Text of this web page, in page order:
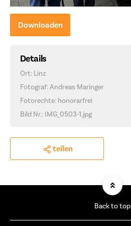
Downloaden
Details
Ort: Linz
Fotograf: Andreas Maringer
Fotorechte: honorarfrei
Bild Nr.: IMG_0503-1.jpg
teilen
Back to top